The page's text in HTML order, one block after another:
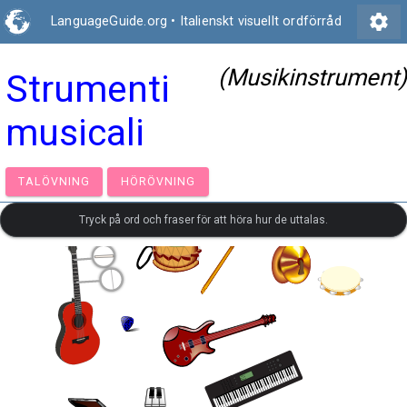
LanguageGuide.org • Italienskt visuellt ordförråd settings
Strumenti
musicali
(Musikinstrument)
TALÖVNING HÖRÖVNING
Tryck på ord och fraser för att höra hur de uttalas.